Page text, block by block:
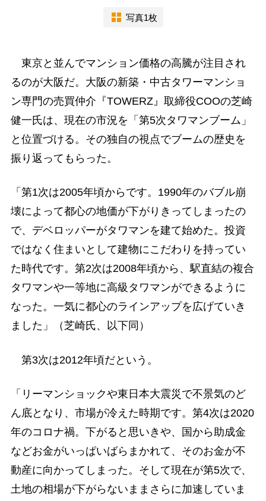
写真1枚
東京と並んでマンション価格の高騰が注目され
るのが大阪だ。大阪の新築・中古タワーマンショ
ン専門の売買仲介『TOWERZ』取締役COOの芝崎
健一氏は、現在の市況を「第5次タワマンブーム」
と位置づける。その独自の視点でブームの歴史を
振り返ってもらった。
「第1次は2005年頃からです。1990年のバブル崩
壊によって都心の地価が下がりきってしまったの
で、デベロッパーがタワマンを建て始めた。投資
ではなく住まいとして建物にこだわりを持ってい
た時代です。第2次は2008年頃から、駅直結の複合
タワマンや一等地に高級タワマンができるように
なった。一気に都心のラインアップを広げていき
ました」（芝崎氏、以下同）
第3次は2012年頃だという。
「リーマンショックや東日本大震災で不景気のど
ん底となり、市場が冷えた時期です。第4次は2020
年のコロナ禍。下がると思いきや、国から助成金
などお金がいっぱいばらまかれて、そのお金が不
動産に向かってしまった。そして現在が第5次で、
土地の相場が下がらないままさらに加速していま